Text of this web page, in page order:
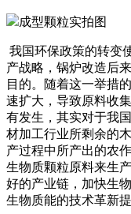
我国环保政策的转变
产战略，锅炉改造后
目的。随着这一举措
速扩大，导致原料收
有发生，其实对于我
材加工行业所剩余的
产过程中所产出的农
生物质颗粒原料来生
好的产业链，加快生
生物质能的技术革新